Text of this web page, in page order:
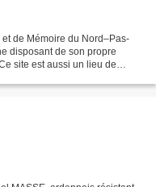
de Mémoire du Nord–Pas-
disposant de son propre
site est aussi un lieu de